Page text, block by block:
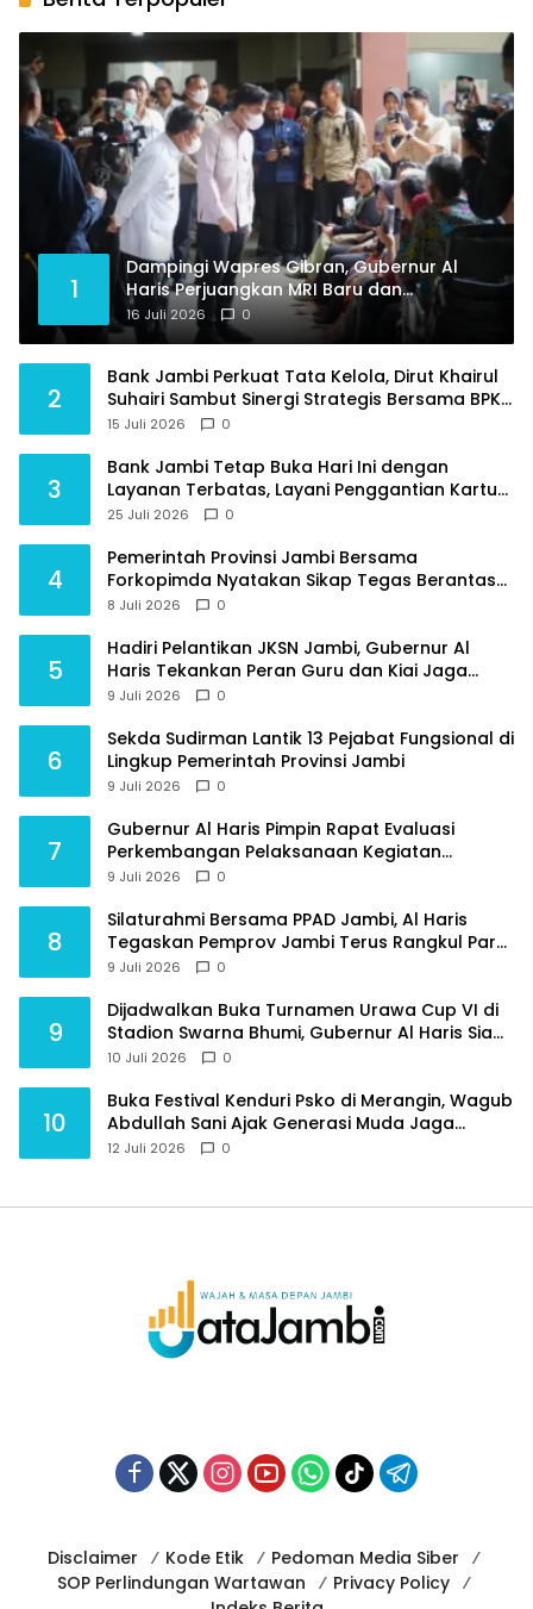
1
Dampingi Wapres Gibran, Gubernur Al
Haris Perjuangkan MRI Baru dan
Tambahan Dokter Spesialis untuk RSUD
Raden Mattaher
16 Juli 2026 0
2
Bank Jambi Perkuat Tata Kelola, Dirut Khairul
Suhairi Sambut Sinergi Strategis Bersama BPKP
Jambi
15 Juli 2026 0
3
Bank Jambi Tetap Buka Hari Ini dengan
Layanan Terbatas, Layani Penggantian Kartu
ATM dan Perubahan PIN
25 Juli 2026 0
4
Pemerintah Provinsi Jambi Bersama
Forkopimda Nyatakan Sikap Tegas Berantas
Geng Motor
8 Juli 2026 0
5
Hadiri Pelantikan JKSN Jambi, Gubernur Al
Haris Tekankan Peran Guru dan Kiai Jaga
Moral Generasi Bangsa
9 Juli 2026 0
6
Sekda Sudirman Lantik 13 Pejabat Fungsional di
Lingkup Pemerintah Provinsi Jambi
9 Juli 2026 0
7
Gubernur Al Haris Pimpin Rapat Evaluasi
Perkembangan Pelaksanaan Kegiatan
Pembangunan Triwulan II TA 2026
9 Juli 2026 0
8
Silaturahmi Bersama PPAD Jambi, Al Haris
Tegaskan Pemprov Jambi Terus Rangkul Para
Purnawirawan
9 Juli 2026 0
9
Dijadwalkan Buka Turnamen Urawa Cup VI di
Stadion Swarna Bhumi, Gubernur Al Haris Siap
Berlaga Lawan Tim Urawa
10 Juli 2026 0
10
Buka Festival Kenduri Psko di Merangin, Wagub
Abdullah Sani Ajak Generasi Muda Jaga
Budaya dan Jauhi Narkoba
12 Juli 2026 0
Disclaimer Kode Etik
Pedoman Media Siber
SOP Perlindungan Wartawan
Privacy Policy